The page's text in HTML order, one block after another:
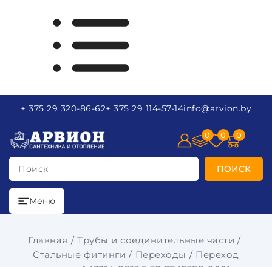
+ 375 29 320-86-62+ 375 29 114-57-14info@arvion.by
Поиск ПОИСК
0 0 0
Меню
Главная
Трубы и соединительные части
Стальные фитинги
Переходы
Переход